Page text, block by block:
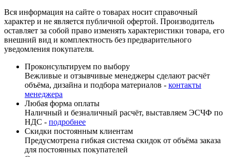
Вся информация на сайте о товарах носит справочный
характер и не является публичной офертой. Производитель
оставляет за собой право изменять характеристики товара, его
внешний вид и комплектность без предварительного
уведомления покупателя.
Проконсультируем по выбору
Вежливые и отзывчивые менеджеры сделают расчёт
объёма, дизайна и подбора материалов - контакты
менеджера
Любая форма оплаты
Наличный и безналичный расчёт, выставляем ЭСЧФ по
НДС - подробнее
Скидки постоянным клиентам
Предусмотрена гибкая система скидок от объёма заказа
для постоянных покупателей